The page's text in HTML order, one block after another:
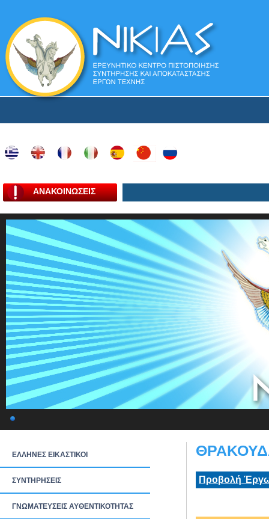
ΑΝΑΚΟΙΝΩΣΕΙΣ
ΕΛΛΗΝΕΣ ΕΙΚΑΣΤΙΚΟΙ
ΣΥΝΤΗΡΗΣΕΙΣ
ΓΝΩΜΑΤΕΥΣΕΙΣ ΑΥΘΕΝΤΙΚΟΤΗΤΑΣ
Προβολή